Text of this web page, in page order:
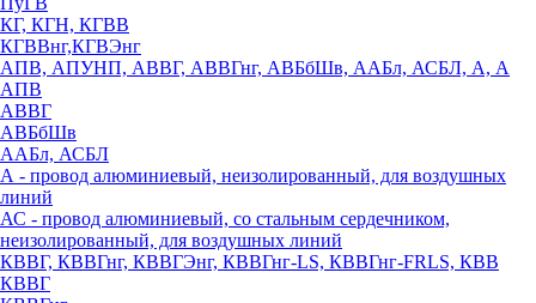
КГ, КГН, КГВВ
КГВВнг,КГВЭнг
АПВ, АПУНП, АВВГ, АВВГнг, АВБбШв, ААБл, АСБЛ, А, А
АПВ
АВВГ
АВБбШв
ААБл, АСБЛ
А - провод алюминиевый, неизолированный, для воздушных
линий
АС - провод алюминиевый, со стальным сердечником,
неизолированный, для воздушных линий
КВВГ, КВВГнг, КВВГЭнг, КВВГнг-LS, КВВГнг-FRLS, КВВ
КВВГ